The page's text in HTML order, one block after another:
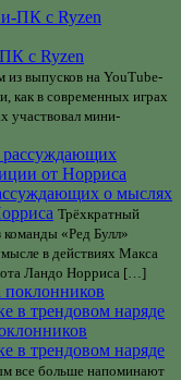
с Ryzen
из выпусков на YouTube-
как в современных играх
участвовал мини-
о мыслях
Трёхкратный
«Ред Булл»
в действиях Макса
Ландо Норриса […]
в трендовом наряде
все больше напоминают